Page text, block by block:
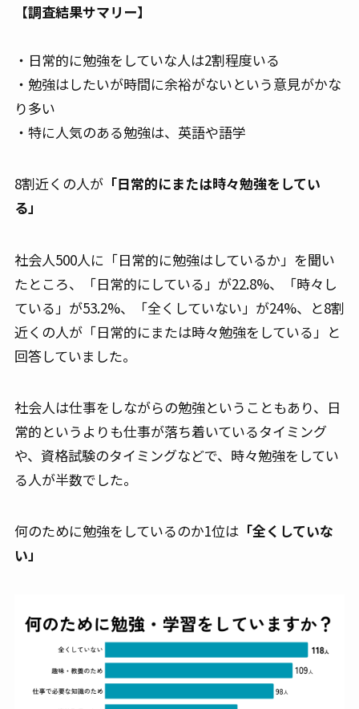
【調査結果サマリー】
・日常的に勉強をしていな人は2割程度いる
・勉強はしたいが時間に余裕がないという意見がかな
り多い
・特に人気のある勉強は、英語や語学
8割近くの人が「日常的にまたは時々勉強をしてい
る」
社会人500人に「日常的に勉強はしているか」を聞い
たところ、「日常的にしている」が22.8%、「時々し
ている」が53.2%、「全くしていない」が24%、と8割
近くの人が「日常的にまたは時々勉強をしている」と
回答していました。
社会人は仕事をしながらの勉強ということもあり、日
常的というよりも仕事が落ち着いているタイミング
や、資格試験のタイミングなどで、時々勉強をしてい
る人が半数でした。
何のために勉強をしているのか1位は「全くしていな
い」